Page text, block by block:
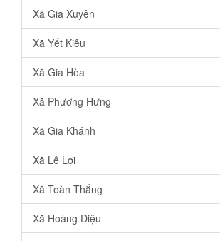
Xã Gia Xuyên
Xã Yết Kiêu
Xã Gia Hòa
Xã Phương Hưng
Xã Gia Khánh
Xã Lê Lợi
Xã Toàn Thắng
Xã Hoàng Diệu